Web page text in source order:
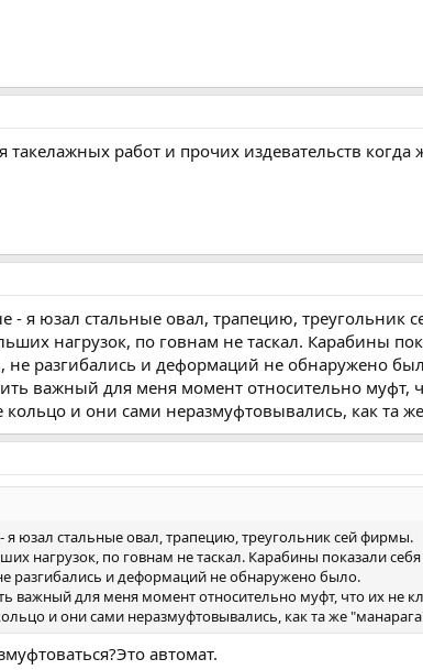
такелажных работ и прочих издевательств
- я юзал стальные овал, трапецию, треугольник
нагрузок, по говнам не таскал. Карабины
не разгибались и деформаций не обнаружено
важный для меня момент относительно муфт,
кольцо и они сами неразмуфтовывались, как та
юзал стальные овал, трапецию, треугольник сей фирмы.
нагрузок, по говнам не таскал. Карабины показали себя
разгибались и деформаций не обнаружено было.
важный для меня момент относительно муфт, что их не
и они сами неразмуфтовывались, как та же
автомат.